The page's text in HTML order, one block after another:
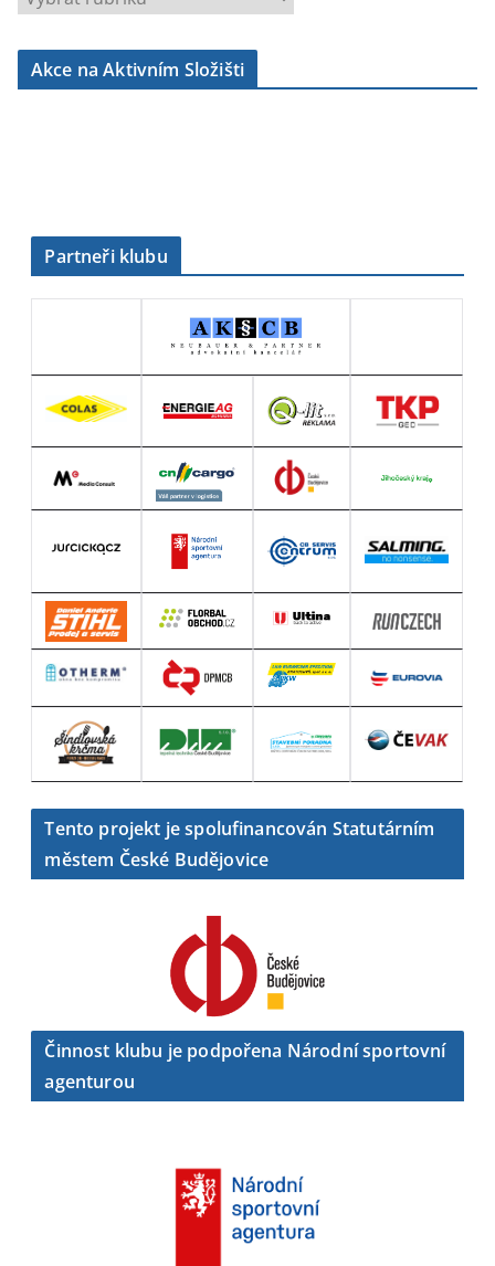
u
b
Akce na Aktivním Složišti
Partneři klubu
Tento projekt je spolufinancován Statutárním
městem České Budějovice
Činnost klubu je podpořena Národní sportovní
agenturou